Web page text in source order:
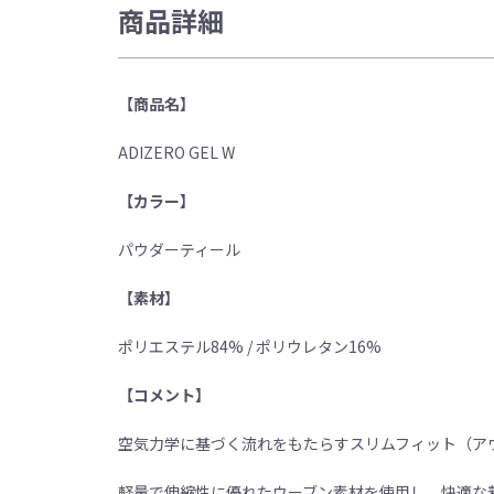
商品詳細
【商品名】
ADIZERO GEL W
【カラー】
パウダーティール
【素材】
ポリエステル84% / ポリウレタン16%
【コメント】
空気力学に基づく流れをもたらすスリムフィット（ア